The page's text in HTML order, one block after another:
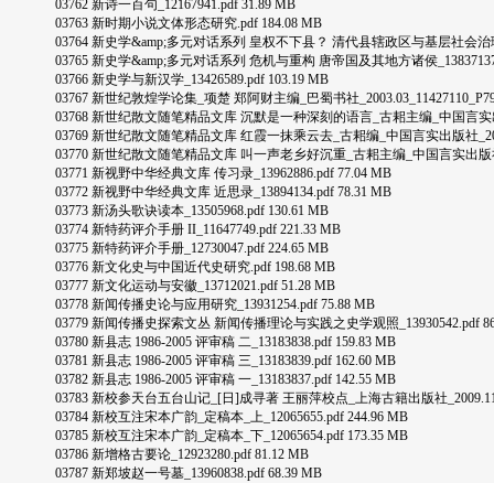
03762 新诗一百句_12167941.pdf 31.89 MB
03763 新时期小说文体形态研究.pdf 184.08 MB
03764 新史学&amp;多元对话系列 皇权不下县？ 清代县辖政区与基层社会治
03765 新史学&amp;多元对话系列 危机与重构 唐帝国及其地方诸侯
03766 新史学与新汉学_13426589.pdf 103.19 MB
03767 新世纪敦煌学论集_项楚 郑阿财主编_巴蜀书社
03768 新世纪散文随笔精品文库 沉默是一种深刻的语言_古耜主编_中国言实
03769 新世纪散文随笔精品文库 红霞一抹乘云去_古耜编_中国言实出版社
03770 新世纪散文随笔精品文库 叫一声老乡好沉重_古耜主编_中国言实出版
03771 新视野中华经典文库 传习录_13962886.pdf 77.04 MB
03772 新视野中华经典文库 近思录_13894134.pdf 78.31 MB
03773 新汤头歌诀读本_13505968.pdf 130.61 MB
03774 新特药评介手册 II_11647749.pdf 221.33 MB
03775 新特药评介手册_12730047.pdf 224.65 MB
03776 新文化史与中国近代史研究.pdf 198.68 MB
03777 新文化运动与安徽_13712021.pdf 51.28 MB
03778 新闻传播史论与应用研究_13931254.pdf 75.88 MB
03779 新闻传播史探索文丛 新闻传播理论与实践之史学观照_13930542.pdf
03780 新县志 1986-2005 评审稿 二_13183838.pdf 159.83 MB
03781 新县志 1986-2005 评审稿 三_13183839.pdf 162.60 MB
03782 新县志 1986-2005 评审稿 一_13183837.pdf 142.55 MB
03783 新校参天台五台山记_[日]成寻著 王丽萍校点_上海古籍出版社
03784 新校互注宋本广韵_定稿本_上_12065655.pdf 244.96 MB
03785 新校互注宋本广韵_定稿本_下_12065654.pdf 173.35 MB
03786 新增格古要论_12923280.pdf 81.12 MB
03787 新郑坡赵一号墓_13960838.pdf 68.39 MB